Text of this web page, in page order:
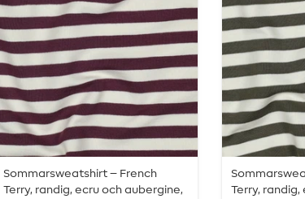
Sommarsweatshirt – French
Terry, randig, ecru och aubergine,
Terry,